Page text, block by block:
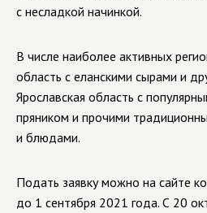
с несладкой начинкой.
В числе наиболее активных
область с еланскими сырами и
Ярославская область с
пряником и прочими
и блюдами.
Подать заявку можно на сайте
до 1 сентября 2021 года. С 20